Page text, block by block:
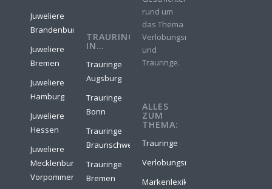
Juweliere
Brandenburg
Juweliere
Bremen
Juweliere
Hamburg
Juweliere
Hessen
Juweliere
Mecklenburg-
Vorpommern
TRAURINGE
IN…
Trauringe
Augsburg
Trauringe
Bonn
Trauringe
Braunschweig
Trauringe
Bremen
rund um
das Thema
Verlobungsringe
und
Trauringe.
ALLES
ZUM
THEMA:
Trauringe
Verlobungsringe
Markenlexikon